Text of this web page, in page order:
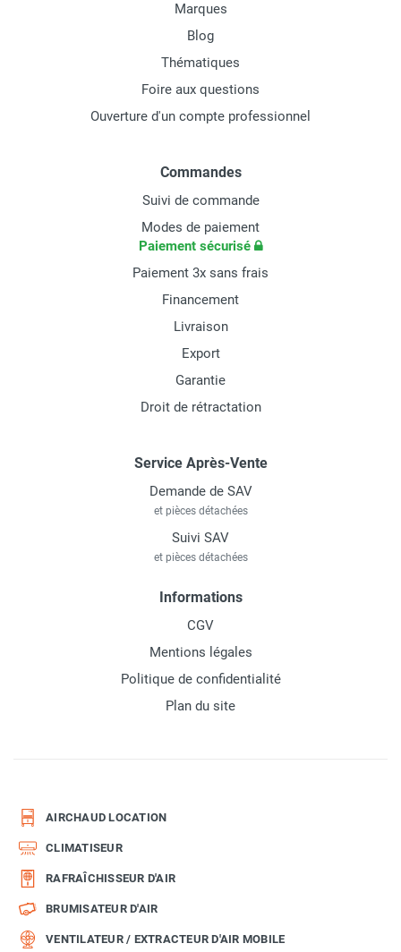
Marques
Blog
Thématiques
Foire aux questions
Ouverture d'un compte professionnel
Commandes
Suivi de commande
Modes de paiement
Paiement sécurisé
Paiement 3x sans frais
Financement
Livraison
Export
Garantie
Droit de rétractation
Service Après-Vente
Demande de SAV
et pièces détachées
Suivi SAV
et pièces détachées
Informations
CGV
Mentions légales
Politique de confidentialité
Plan du site
AIRCHAUD LOCATION
CLIMATISEUR
RAFRAÎCHISSEUR D'AIR
BRUMISATEUR D'AIR
VENTILATEUR / EXTRACTEUR D'AIR MOBILE